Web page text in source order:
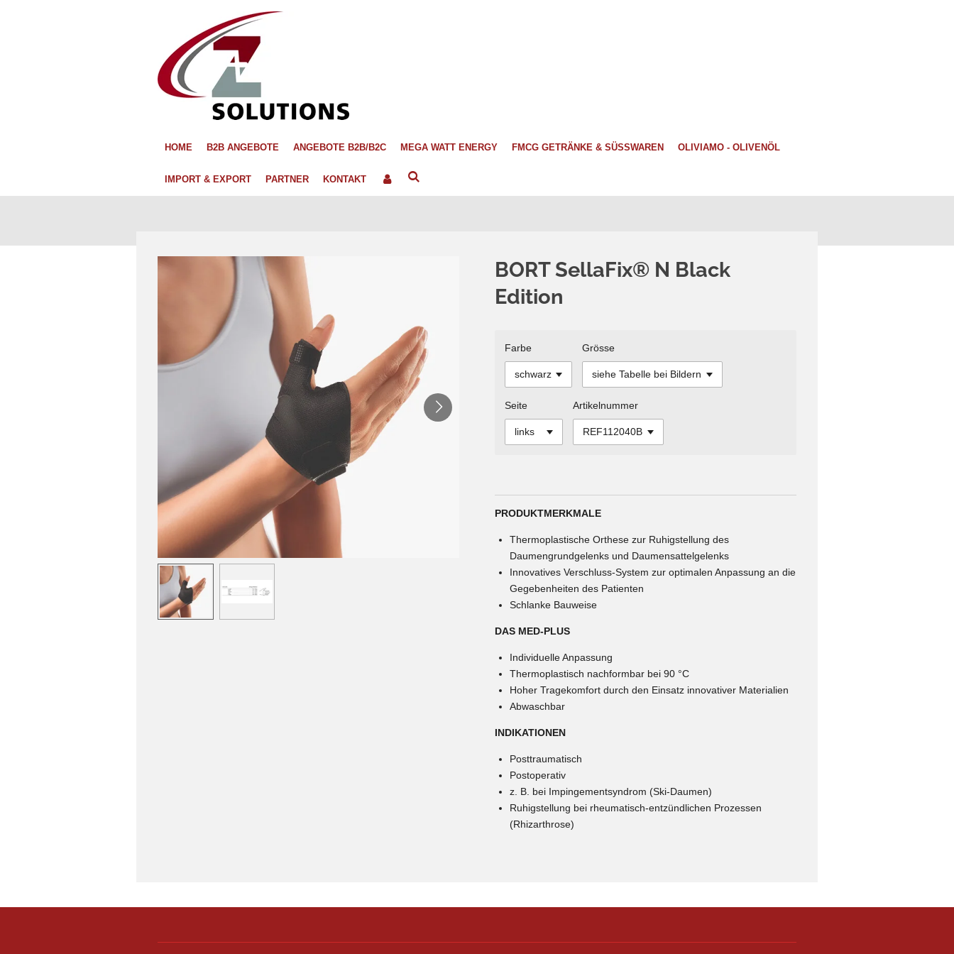
HOME B2B ANGEBOTE ANGEBOTE B2B/B2C MEGA WATT ENERGY FMCG GETRÄNKE & SÜSSWAREN OLIVIAMO - OLIVENÖL
IMPORT & EXPORT PARTNER KONTAKT
BORT SellaFix® N Black
Edition
Farbe Grösse
Seite Artikelnummer
PRODUKTMERKMALE
Thermoplastische Orthese zur Ruhigstellung des
Daumengrundgelenks und Daumensattelgelenks
Innovatives Verschluss-System zur optimalen Anpassung an die
Gegebenheiten des Patienten
Schlanke Bauweise
DAS MED-PLUS
Individuelle Anpassung
Thermoplastisch nachformbar bei 90 °C
Hoher Tragekomfort durch den Einsatz innovativer Materialien
Abwaschbar
INDIKATIONEN
Posttraumatisch
Postoperativ
z. B. bei Impingementsyndrom (Ski-Daumen)
Ruhigstellung bei rheumatisch-entzündlichen Prozessen
(Rhizarthrose)